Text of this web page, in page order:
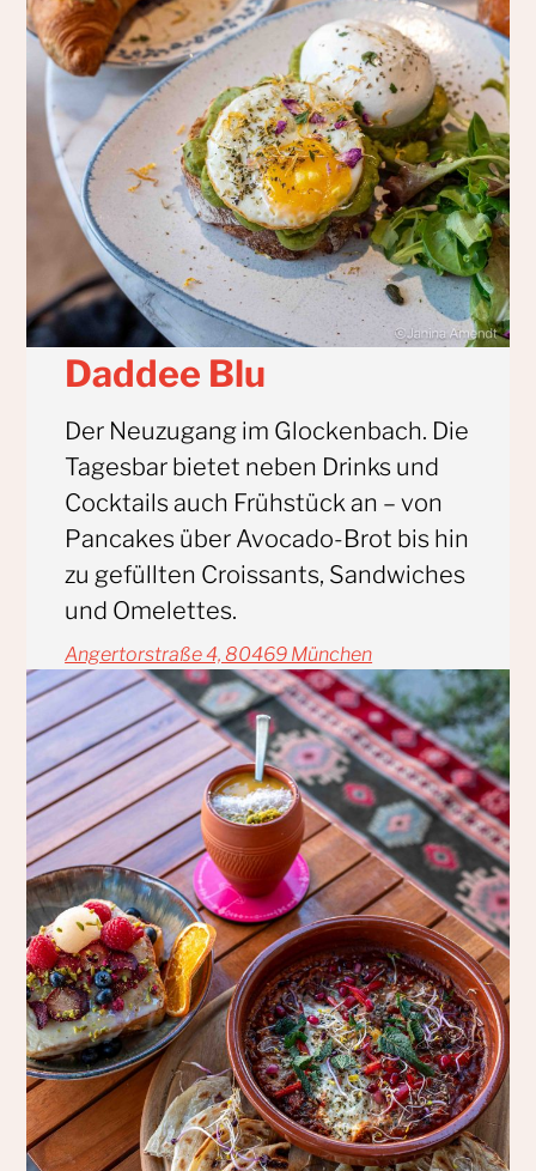
Daddee Blu
Der Neuzugang im Glockenbach. Die
Tagesbar bietet neben Drinks und
Cocktails auch Frühstück an – von
Pancakes über Avocado-Brot bis hin
zu gefüllten Croissants, Sandwiches
und Omelettes.
Angertorstraße 4, 80469 München